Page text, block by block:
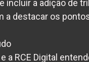
incluir a adição de
a destacar os
a RCE Digital